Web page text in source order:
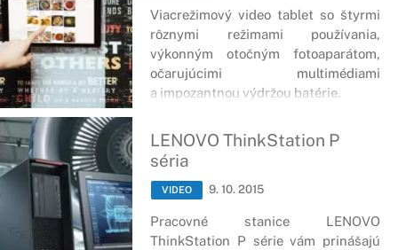
Viacrežimový video tablet so štyrmi
rôznymi režimami používania,
výkonným otočným fotoaparátom,
očarujúcimi multimédiami
a impozantnou výdržou batérie.
LENOVO ThinkStation P
séria
VIDEO 9. 10. 2015
Pracovné stanice LENOVO
ThinkStation P série vám prinášajú